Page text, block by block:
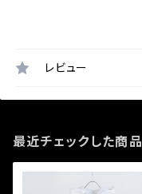
レビュー
最近チェックした商品